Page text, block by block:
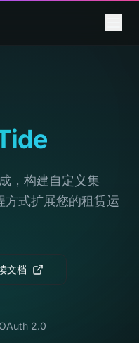
，构建自定义集
方式扩展您的租赁运
文档
OAuth 2.0